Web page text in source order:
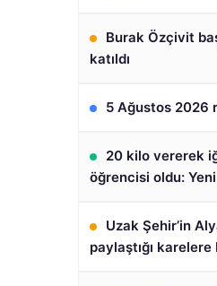
Burak Özçivit
katıldı
5 Ağustos 2026
20 kilo vererek
öğrencisi oldu:
Uzak Şehir’in
paylaştığı karelere